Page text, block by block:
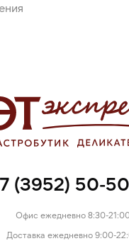
(3952) 50-
Офис ежедневно 8:30-
Доставка ежедневно 9:00-